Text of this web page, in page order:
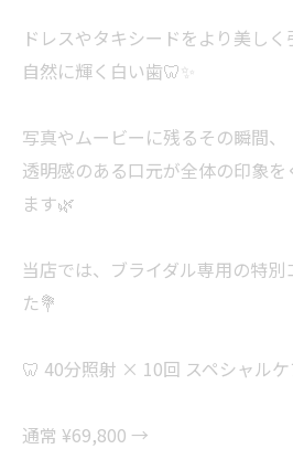
ドレスやタキシードをより美しく
自然に輝く白い歯🦷✨
写真やムービーに残るその瞬間、
透明感のある口元が全体の印象
ます🌿
当店では、ブライダル専用の特
た💐
🦷 40分照射 × 10回 スペシャルケ
通常 ¥69,800 →